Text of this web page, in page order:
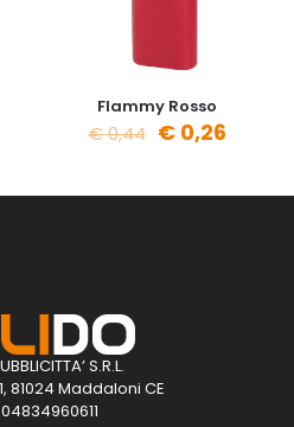
Flammy Rosso
€0,44 €0,26
S.R.L.
81024 Maddaloni CE